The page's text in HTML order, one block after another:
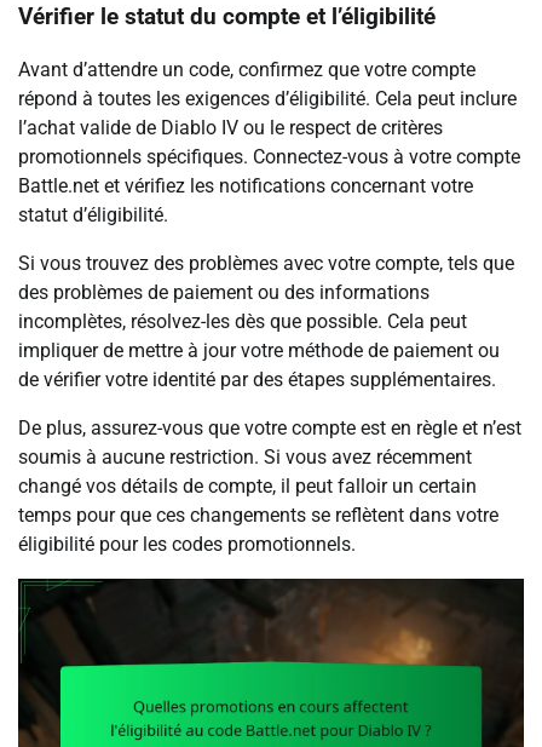
Vérifier le statut du compte et l’éligibilité
Avant d’attendre un code, confirmez que votre compte
répond à toutes les exigences d’éligibilité. Cela peut inclure
l’achat valide de Diablo IV ou le respect de critères
promotionnels spécifiques. Connectez-vous à votre compte
Battle.net et vérifiez les notifications concernant votre
statut d’éligibilité.
Si vous trouvez des problèmes avec votre compte, tels que
des problèmes de paiement ou des informations
incomplètes, résolvez-les dès que possible. Cela peut
impliquer de mettre à jour votre méthode de paiement ou
de vérifier votre identité par des étapes supplémentaires.
De plus, assurez-vous que votre compte est en règle et n’est
soumis à aucune restriction. Si vous avez récemment
changé vos détails de compte, il peut falloir un certain
temps pour que ces changements se reflètent dans votre
éligibilité pour les codes promotionnels.